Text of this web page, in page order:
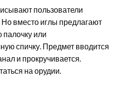
пользователи
вместо иглы предлагают
палочку или
спичку. Предмет вводится
и прокручивается.
на орудии.